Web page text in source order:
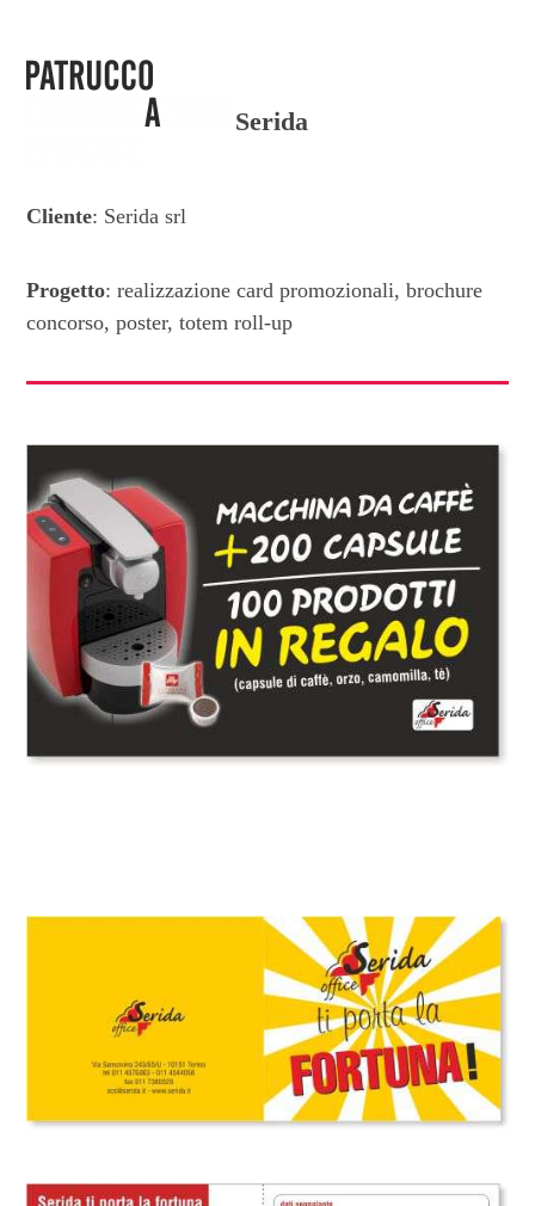
contentOpen
Close
Serida
Cliente: Serida srl
Progetto: realizzazione card promozionali, brochure
concorso, poster, totem roll-up